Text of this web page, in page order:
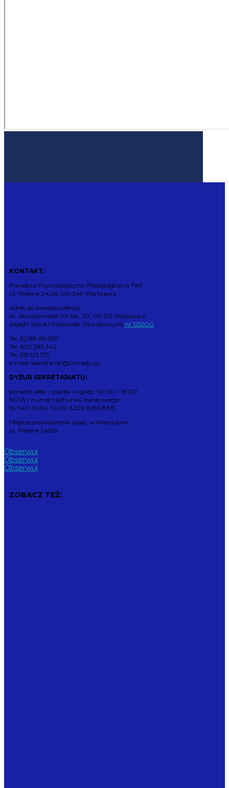
KONTAKT:
Poradnia Psychologiczno-Pedagogiczna TIM
Ul. Piękna 24/26, 00-549 Warszawa
Adres do korespondencji:
Al. Jerozolimskie 101 lok. 20, 02-011 Warszawa
Rejestr Szkół i Placówek Oświatowych nr 125500
Tel. 22 88 66 055
Tel. 602 385 342
Tel. 515 123 179
e-mail: sekretariat@tim.edu.pl
DYŻUR SEKRETARIATU:
poniedziałek – piątek w godz. 10.00 – 18.00
NOWY numer rachunku bankowego:
55 1140 2004 0000 3202 8656 8315
Miejsce prowadzenia zajęć w Warszawie:
ul. Piękna 24/26
Obserwuj
Obserwuj
Obserwuj
ZOBACZ TEŻ: